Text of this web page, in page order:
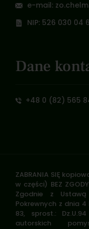
e-mail:
NIP: 526 030 04
Dane
+48 0 (82) 565
ZABRANIA SIĘ
w części) BEZ
Zgodnie z
Pokrewnych z dnia 4
83, sprost.:
autorskich